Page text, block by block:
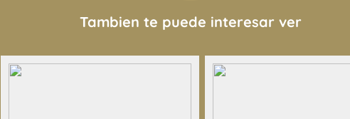
Tambien te puede interesar ver